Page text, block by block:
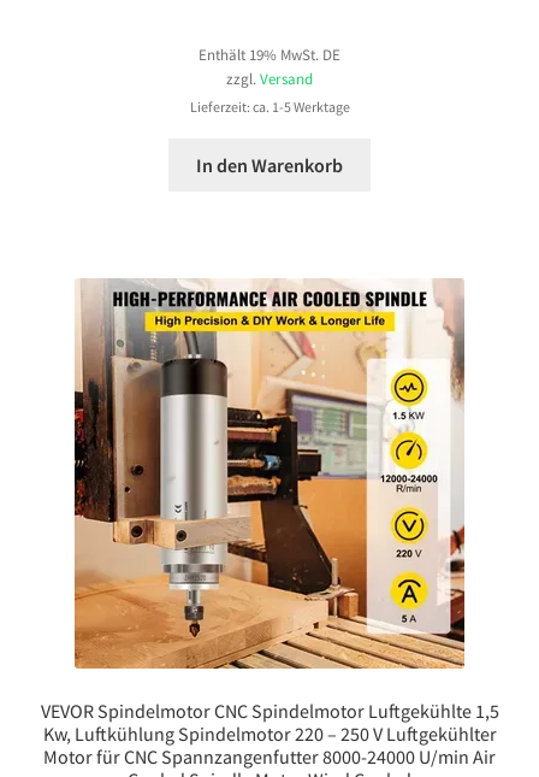
Enthält 19% MwSt. DE
zzgl. Versand
Lieferzeit: ca. 1-5 Werktage
In den Warenkorb
VEVOR Spindelmotor CNC Spindelmotor Luftgekühlte 1,5
Kw, Luftkühlung Spindelmotor 220 – 250 V Luftgekühlter
Motor für CNC Spannzangenfutter 8000-24000 U/min Air